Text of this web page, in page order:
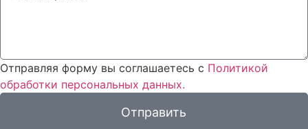
Отправляя форму вы соглашаетесь с Политикой
обработки персональных данных.
Отправить